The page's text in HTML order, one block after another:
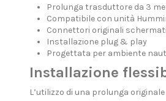
Prolunga trasduttore da 3
Compatibile con unità
Connettori originali schermati
Installazione plug & play
Progettata per ambiente
Installazione
L’utilizzo di una prolunga